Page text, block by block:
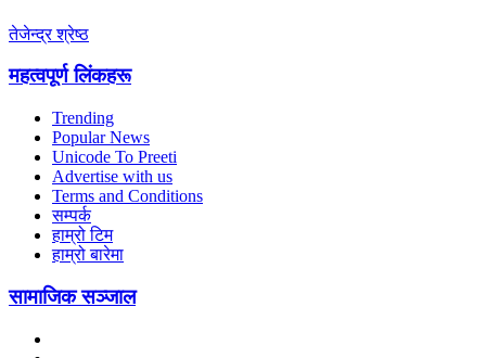
तेजेन्द्र श्रेष्ठ
महत्वपूर्ण लिंकहरू
Trending
Popular News
Unicode To Preeti
Advertise with us
Terms and Conditions
सम्पर्क
हाम्रो टिम
हाम्रो बारेमा
सामाजिक सञ्जाल